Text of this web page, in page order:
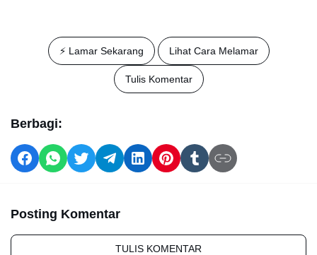
⚡️ Lamar Sekarang Lihat Cara Melamar
Tulis Komentar
Berbagi:
Posting Komentar
TULIS KOMENTAR